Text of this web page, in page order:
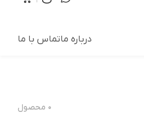
درباره ماتماس با ما
۰ محصول